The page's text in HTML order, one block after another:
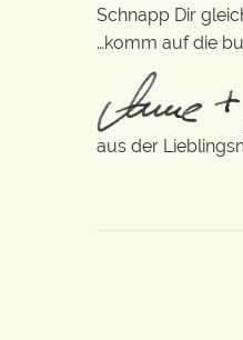
Schnapp Dir
…komm auf die
aus der